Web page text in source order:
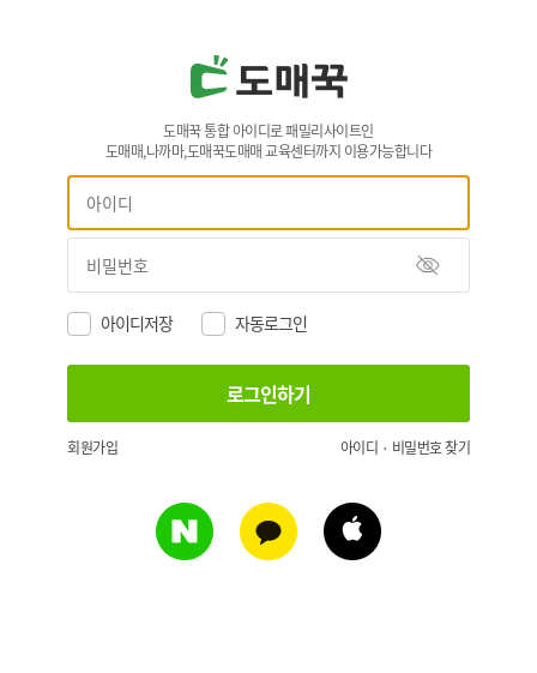
도매꾹 통합 아이디로 패밀리사이트인
도매매,나까마,도매꾹도매매 교육센터까지 이용가능합니다
아이디저장 자동로그인
회원가입 아이디 · 비밀번호 찾기